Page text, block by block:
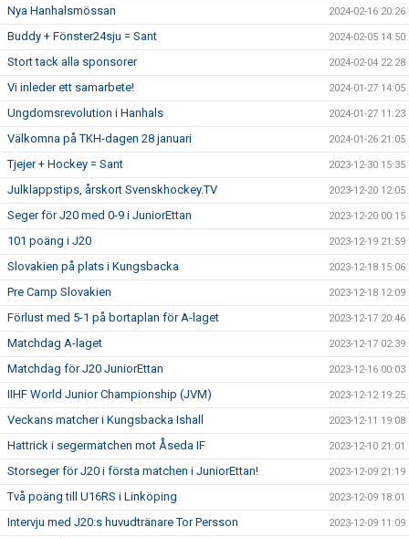
Nya Hanhalsmössan 2024-02-16 20:26
Buddy + Fönster24sju = Sant 2024-02-05 14:50
Stort tack alla sponsorer 2024-02-04 22:28
Vi inleder ett samarbete! 2024-01-27 14:05
Ungdomsrevolution i Hanhals 2024-01-27 11:23
Välkomna på TKH-dagen 28 januari 2024-01-26 21:05
Tjejer + Hockey = Sant 2023-12-30 15:35
Julklappstips, årskort Svenskhockey.TV 2023-12-20 12:05
Seger för J20 med 0-9 i JuniorEttan 2023-12-20 00:15
101 poäng i J20 2023-12-19 21:59
Slovakien på plats i Kungsbacka 2023-12-18 15:06
Pre Camp Slovakien 2023-12-18 12:09
Förlust med 5-1 på bortaplan för A-laget 2023-12-17 20:46
Matchdag A-laget 2023-12-17 02:39
Matchdag för J20 JuniorEttan 2023-12-16 00:03
IIHF World Junior Championship (JVM) 2023-12-12 19:25
Veckans matcher i Kungsbacka Ishall 2023-12-11 19:08
Hattrick i segermatchen mot Åseda IF 2023-12-10 21:01
Storseger för J20 i första matchen i JuniorEttan! 2023-12-09 21:19
Två poäng till U16RS i Linköping 2023-12-09 18:01
Intervju med J20:s huvudtränare Tor Persson 2023-12-09 11:09